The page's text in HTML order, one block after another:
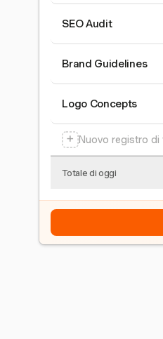
SEO Audit
Brand Guidelines
Logo Concepts
+ Nuovo registro di
Totale di oggi